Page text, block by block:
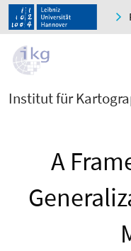
Institut für
A